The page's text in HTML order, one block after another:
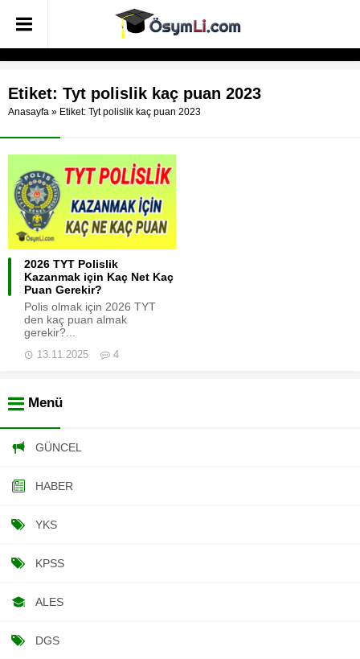
Etiket: Tyt polislik kaç puan 2023
Anasayfa » Etiket: Tyt polislik kaç puan 2023
2026 TYT Polislik
Kazanmak için Kaç Net Kaç
Puan Gerekir?
Polis olmak için 2026 TYT
den kaç puan almak
gerekir?...
13.11.2025 4
Menü
GÜNCEL
HABER
YKS
KPSS
ALES
DGS